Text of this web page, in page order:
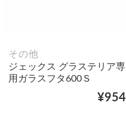
その他
ジェックス グラステリア専
用ガラスフタ600Ｓ
¥954